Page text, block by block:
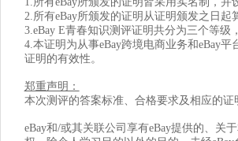
2.所有eBay所颁发的证明从证明颁发之日起
3.eBay E青春知识测评证明共分为三个等级
4.本证明为从事eBay跨境电商业务和eBay
证明的有效性。
郑重声明：
本次测评的答案标准、合格要求及相应的
eBay和/或其关联公司享有eBay提供的、关